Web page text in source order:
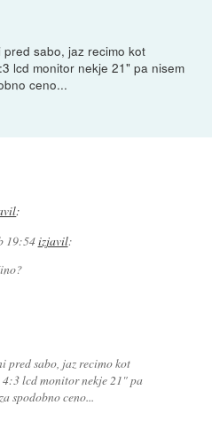
sabo, jaz recimo kot
lcd monitor nekje 21" pa nisem
ceno...
:
19:54izjavil:
pred sabo, jaz recimo kot
lcd monitor nekje 21" pa
spodobno ceno...